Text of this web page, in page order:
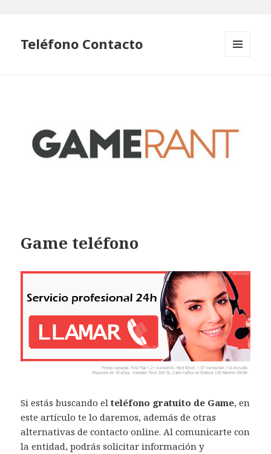
Teléfono Contacto
Game teléfono
Si estás buscando elteléfono gratuito de Game, en
este artículo te lo daremos, además de otras
alternativas de contacto online. Al comunicarte con
la entidad, podrás solicitar información y